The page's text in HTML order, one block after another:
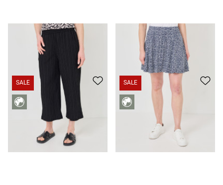
35.95 CHF 19.95 CHF 35.95 CHF 19.95 CHF
SALE SALE